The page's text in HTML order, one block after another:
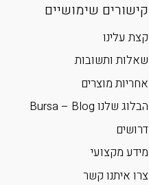
קישורים שימושיים
קצת עלינו
שאלות ותשובות
אחריות מוצרים
הבלוג שלנו Bursa – Blog
דרושים
מידע מקצועי
צרו איתנו קשר